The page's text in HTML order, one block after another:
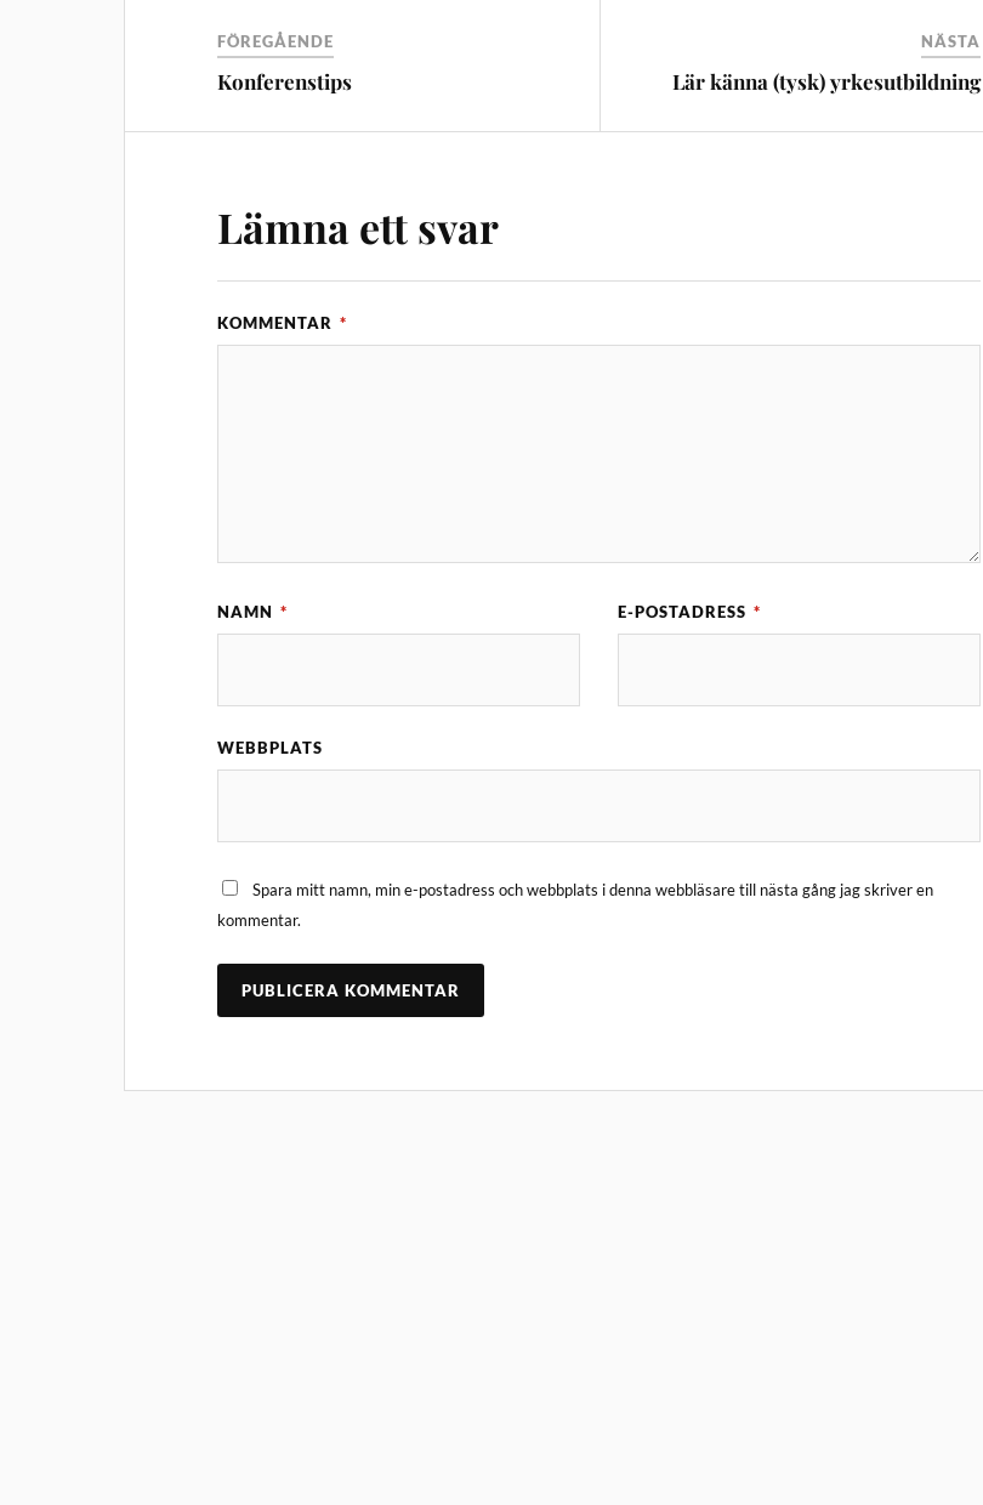
FÖREGÅENDE
Konferenstips
NÄSTA
Lär känna (tysk) yrkesutbildning
Lämna ett svar
KOMMENTAR *
NAMN * E-POSTADRESS *
WEBBPLATS
Spara mitt namn, min e-postadress och webbplats i denna webbläsare till nästa gång jag skriver en
kommentar.